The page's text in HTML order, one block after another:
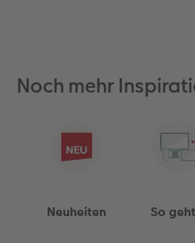
Noch mehr
Neuheiten So